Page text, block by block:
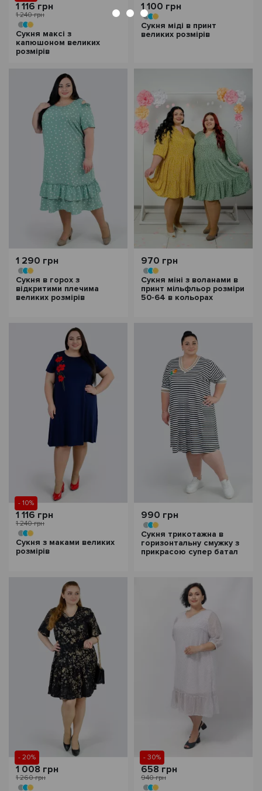
1 116 грн
1 240 грн
Сукня максі з
капюшоном великих
розмірів
1 100 грн
Сукня міді в принт
великих розмірів
1 290 грн
Сукня в горох з
відкритими плечима
великих розмірів
970 грн
Сукня міні з воланами в
принт мільфльор розміри
50-64 в кольорах
- 10%
1 116 грн
1 240 грн
Сукня з маками великих
розмірів
990 грн
Сукня трикотажна в
горизонтальну смужку з
прикрасою супер батал
- 20%
1 008 грн
1 260 грн
- 30%
658 грн
940 грн